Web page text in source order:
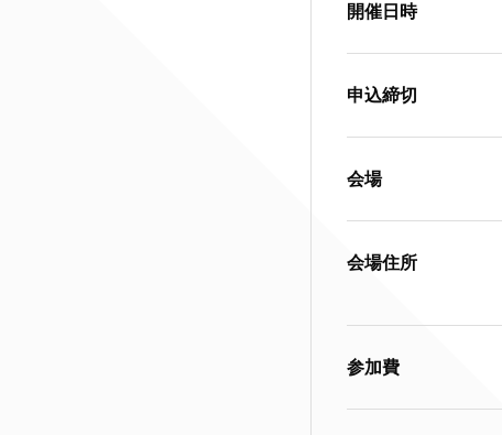
開催日時
申込締切
会場
会場住所
参加費